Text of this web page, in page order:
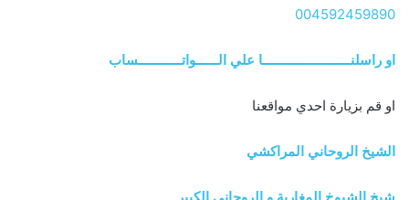
004592459890
او راسلنــــــــــــــــــــــــا علي الــــــواتــــــــــــساب
او قم بزيارة احدي مواقعنا
الشيخ الروحاني المراكشي